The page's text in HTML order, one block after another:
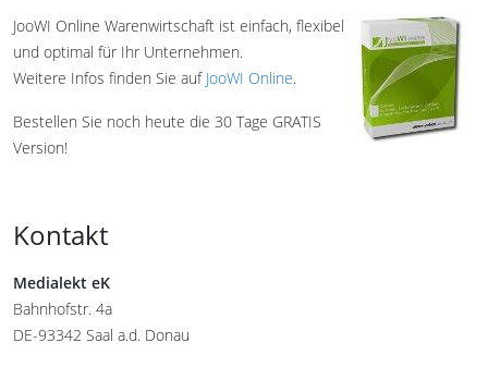
JooWI Online Warenwirtschaft ist einfach, flexibel
und optimal für Ihr Unternehmen.
Weitere Infos finden Sie auf JooWI Online.
Bestellen Sie noch heute die 30 Tage GRATIS
Version!
Kontakt
Medialekt eK
Bahnhofstr. 4a
DE-93342 Saal a.d. Donau